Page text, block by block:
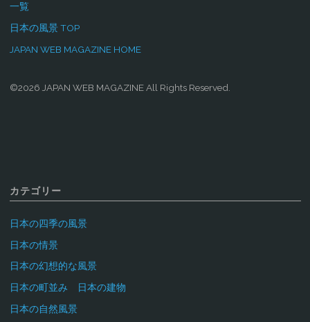
一覧
日本の風景 TOP
JAPAN WEB MAGAZINE HOME
©2026 JAPAN WEB MAGAZINE All Rights Reserved.
カテゴリー
日本の四季の風景
日本の情景
日本の幻想的な風景
日本の町並み 日本の建物
日本の自然風景